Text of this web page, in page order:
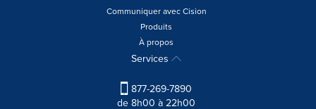
Communiquer avec Cision
Produits
À propos
Services
877-269-7890
de 8h00 à 22h00